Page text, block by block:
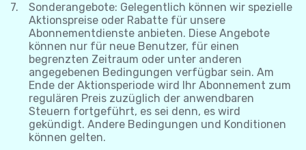
Sonderangebote: Gelegentlich können wir spezielle
Aktionspreise oder Rabatte für unsere
Abonnementdienste anbieten. Diese Angebote
können nur für neue Benutzer, für einen
begrenzten Zeitraum oder unter anderen
angegebenen Bedingungen verfügbar sein. Am
Ende der Aktionsperiode wird Ihr Abonnement zum
regulären Preis zuzüglich der anwendbaren
Steuern fortgeführt, es sei denn, es wird
gekündigt. Andere Bedingungen und Konditionen
können gelten.